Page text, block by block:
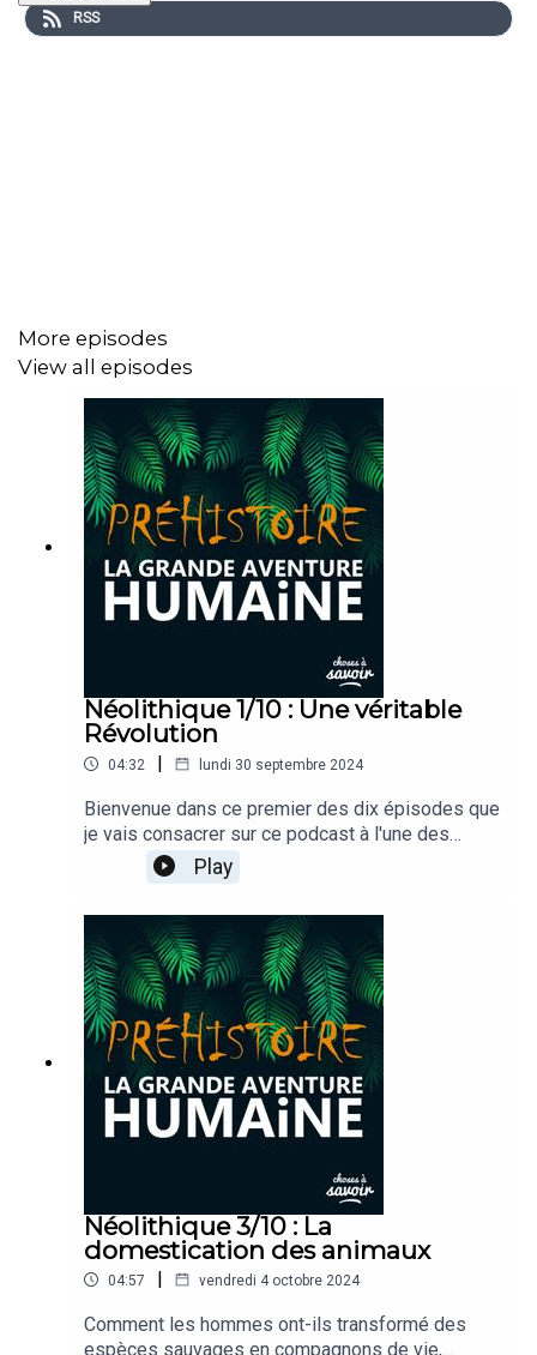
RSS
More episodes
View all episodes
Néolithique 1/10 : Une véritable
Révolution
04:32 | lundi 30 septembre 2024
Bienvenue dans ce premier des dix épisodes que
je vais consacrer sur ce podcast à l'une des
périodes les plus fascinantes de l'histoire
humaine : le Néolithique, qui désigne littéralement
allons plonger ensemble dans les origines de
cette période révolutionnaire, une époque qui a
complètement transformé notre façon de vivre,
de penser et d’interagir avec le monde, et qui
marque une rupture fondamentale dans l’histoire
de l’humanité...
Play
Néolithique 3/10 : La
domestication des animaux
04:57 | vendredi 4 octobre 2024
Comment les hommes ont-ils transformé des
espèces sauvages en compagnons de vie,